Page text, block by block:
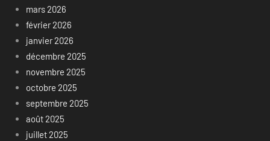
mars 2026
février 2026
janvier 2026
décembre 2025
novembre 2025
octobre 2025
septembre 2025
août 2025
juillet 2025